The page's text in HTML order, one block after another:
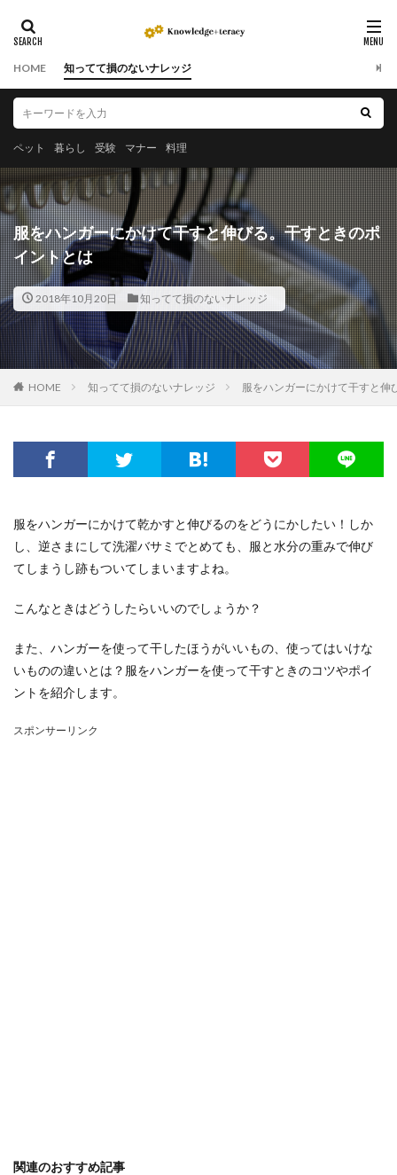
HOME 知ってて損のないナレッジ
ペット 暮らし 受験 マナー 料理
服をハンガーにかけて干すと伸びる。干すときのポ
イントとは
2018年10月20日 知ってて損のないナレッジ
HOME 知ってて損のないナレッジ 服をハンガーにかけて干すと伸
服をハンガーにかけて乾かすと伸びるのをどうにかしたい！しか
し、逆さまにして洗濯バサミでとめても、服と水分の重みで伸び
てしまうし跡もついてしまいますよね。
こんなときはどうしたらいいのでしょうか？
また、ハンガーを使って干したほうがいいもの、使ってはいけな
いものの違いとは？服をハンガーを使って干すときのコツやポイ
ントを紹介します。
スポンサーリンク
関連のおすすめ記事